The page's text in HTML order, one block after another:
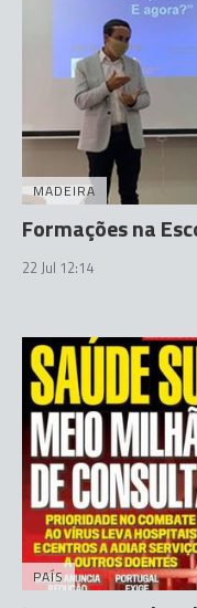
MADEIRA
Formações na
22 Jul 12:14
PAÍS